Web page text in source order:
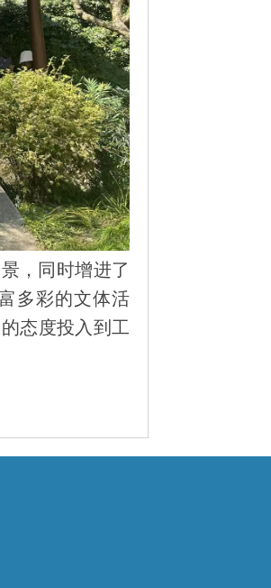
，同时增进了
多彩的文体活
态度投入到工